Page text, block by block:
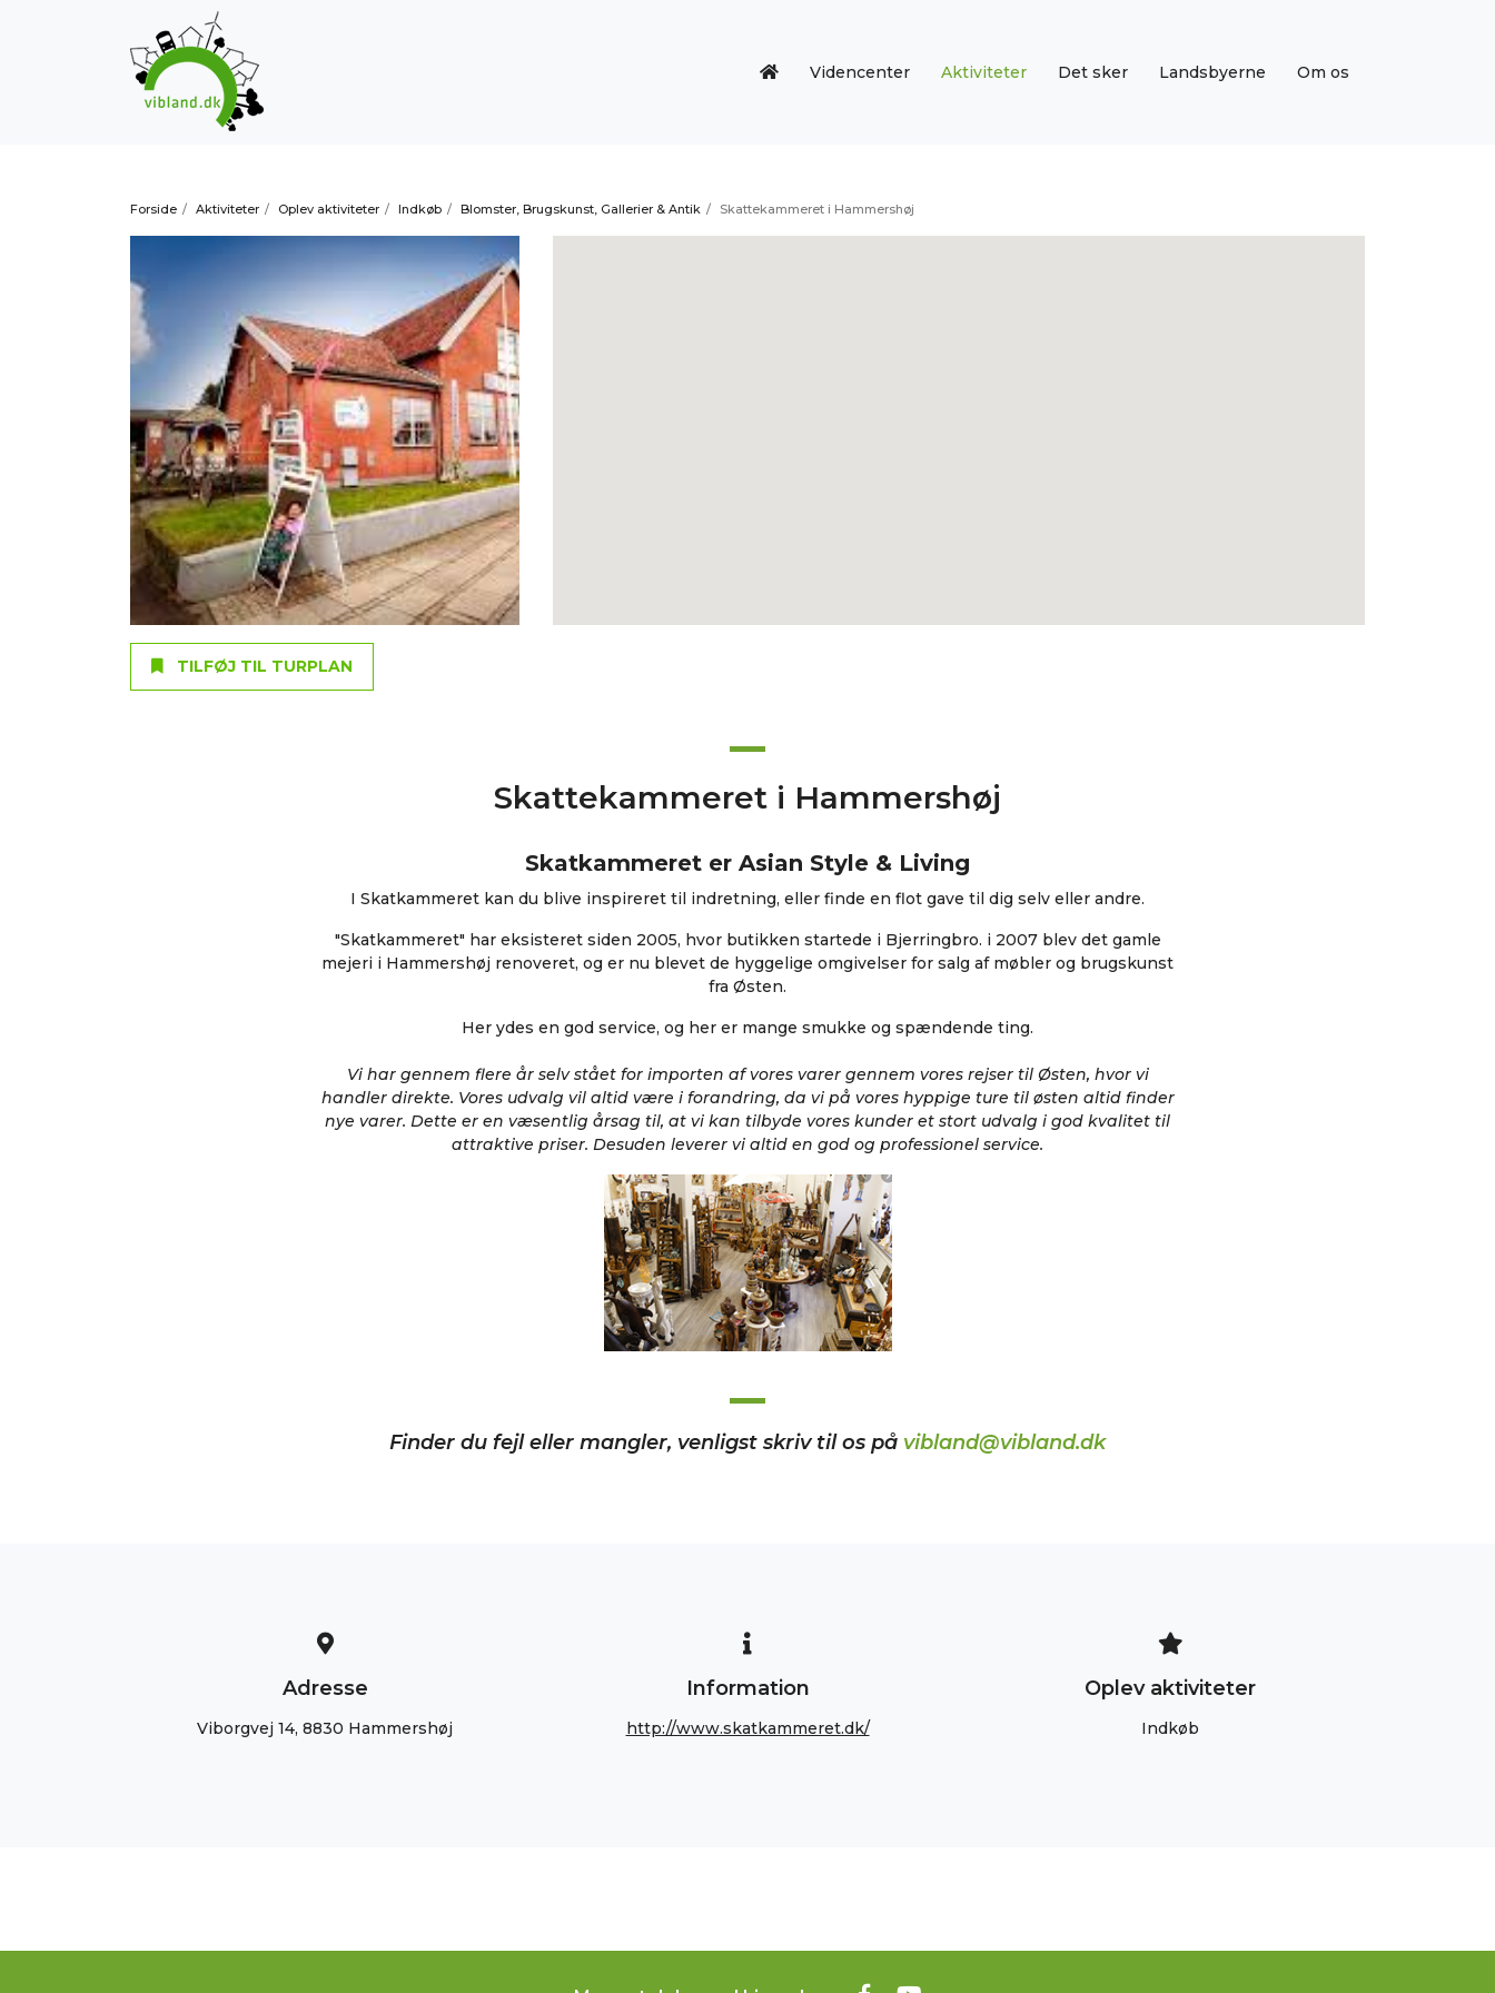
Videncenter Aktiviteter Det sker Landsbyerne Om os
Forside / Aktiviteter / Oplev aktiviteter / Indkøb / Blomster, Brugskunst, Gallerier & Antik / Skattekammeret i Hammershøj
TILFØJ TIL TURPLAN
Skattekammeret i Hammershøj
Skatkammeret er Asian Style & Living
I Skatkammeret kan du blive inspireret til indretning, eller finde en flot gave til dig selv eller andre.
"Skatkammeret" har eksisteret siden 2005, hvor butikken startede i Bjerringbro. i 2007 blev det gamle
mejeri i Hammershøj renoveret, og er nu blevet de hyggelige omgivelser for salg af møbler og brugskunst
fra Østen.
Her ydes en god service, og her er mange smukke og spændende ting.
Vi har gennem flere år selv stået for importen af vores varer gennem vores rejser til Østen, hvor vi
handler direkte. Vores udvalg vil altid være i forandring, da vi på vores hyppige ture til østen altid finder
nye varer. Dette er en væsentlig årsag til, at vi kan tilbyde vores kunder et stort udvalg i god kvalitet til
attraktive priser. Desuden leverer vi altid en god og professionel service.
Finder du fejl eller mangler, venligst skriv til os på vibland@vibland.dk
Adresse
Viborgvej 14, 8830 Hammershøj
Information
http://www.skatkammeret.dk/
Oplev aktiviteter
Indkøb